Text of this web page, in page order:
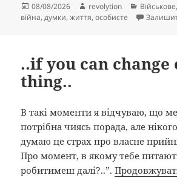
Опубліковано
08/08/2026 Автор
revolytion Категорії
Військове
війна,думки,життя,особисте
..if you can change
thing..
В такі моменти я відчуваю, що
потрібна чиясь порада, але
думаю це страх про власне
Про момент, в якому тебе
робитимеш далі?..”.